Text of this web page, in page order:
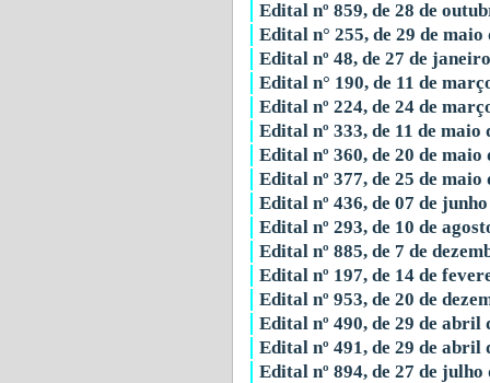
Edital nº 859, de 28 de
Edital n° 255, de 29 de maio
Edital nº 48, de 27 de
Edital n° 190, de 11 de
Edital nº 224, de 24 de
Edital nº 333, de 11 de maio
Edital nº 360, de 20 de maio
Edital nº 377, de 25 de maio
Edital nº 436, de 07 de
Edital nº 293, de 10 de
Edital nº 885, de 7 de
Edital nº 197, de 14 de
Edital nº 953, de 20 de
Edital nº 490, de 29 de abril
Edital nº 491, de 29 de abril
Edital nº 894, de 27 de julho